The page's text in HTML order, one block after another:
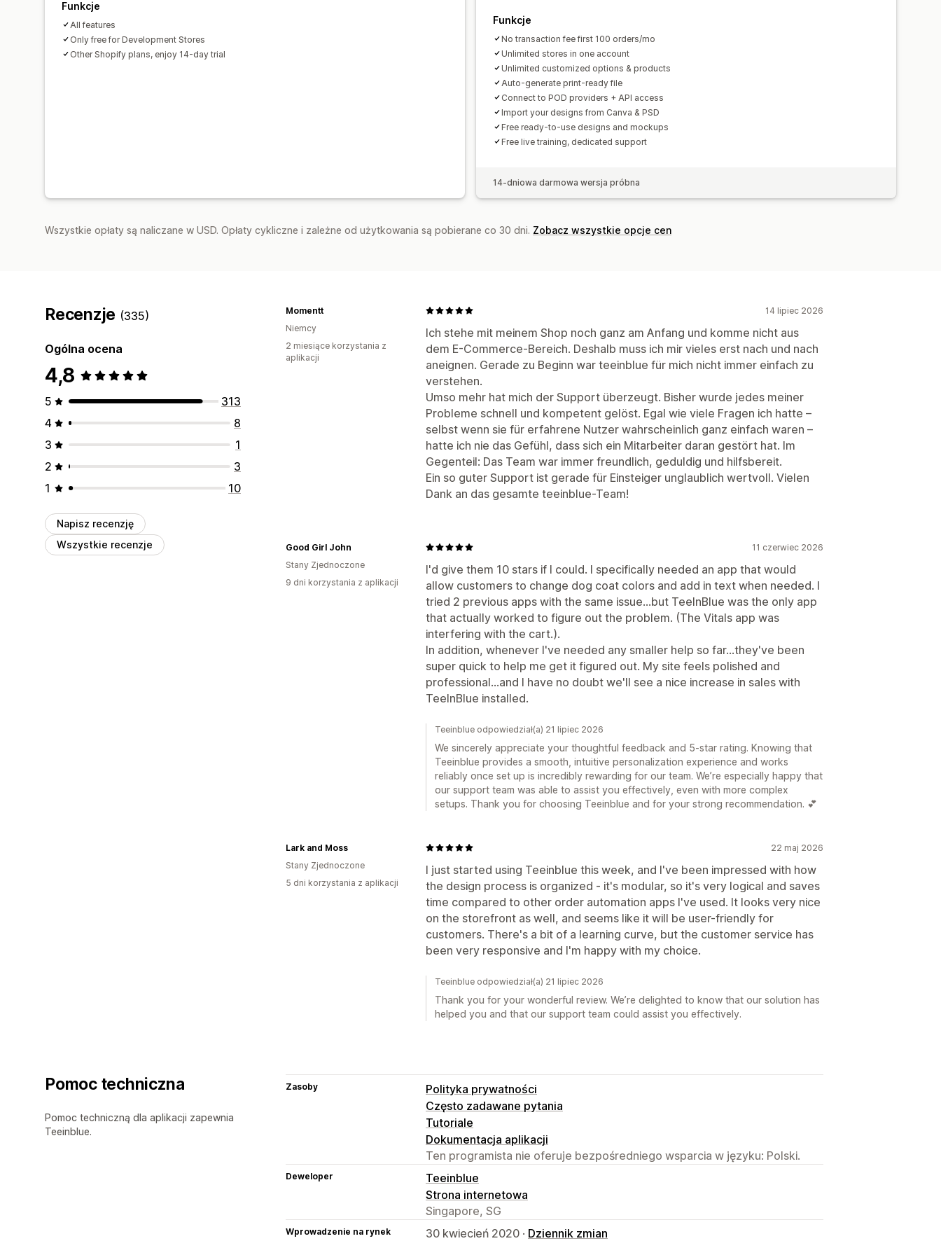
Funkcje
All features
Only free for Development Stores
Other Shopify plans, enjoy 14-day trial
Funkcje
No transaction fee first 100 orders/mo
Unlimited stores in one account
Unlimited customized options & products
Auto-generate print-ready file
Connect to POD providers + API access
Import your designs from Canva & PSD
Free ready-to-use designs and mockups
Free live training, dedicated support
14-dniowa darmowa wersja próbna
Wszystkie opłaty są naliczane w USD. Opłaty cykliczne i zależne od użytkowania są pobierane co 30 dni. Zobacz wszystkie opcje cen
Recenzje (335)
Ogólna ocena
4,8
5
313
4
8
3
1
2
3
1
10
Napisz recenzję
Wszystkie recenzje
14 lipiec 2026
Ich stehe mit meinem Shop noch ganz am Anfang und komme nicht aus
dem E-Commerce-Bereich. Deshalb muss ich mir vieles erst nach und nach
aneignen. Gerade zu Beginn war teeinblue für mich nicht immer einfach zu
verstehen.
Umso mehr hat mich der Support überzeugt. Bisher wurde jedes meiner
Probleme schnell und kompetent gelöst. Egal wie viele Fragen ich hatte –
selbst wenn sie für erfahrene Nutzer wahrscheinlich ganz einfach waren –
hatte ich nie das Gefühl, dass sich ein Mitarbeiter daran gestört hat. Im
Gegenteil: Das Team war immer freundlich, geduldig und hilfsbereit.
Ein so guter Support ist gerade für Einsteiger unglaublich wertvoll. Vielen
Dank an das gesamte teeinblue-Team!
Momentt
Niemcy
2 miesiące korzystania z
aplikacji
11 czerwiec 2026
I'd give them 10 stars if I could. I specifically needed an app that would
allow customers to change dog coat colors and add in text when needed. I
tried 2 previous apps with the same issue...but TeeInBlue was the only app
that actually worked to figure out the problem. (The Vitals app was
interfering with the cart.).
In addition, whenever I've needed any smaller help so far...they've been
super quick to help me get it figured out. My site feels polished and
professional...and I have no doubt we'll see a nice increase in sales with
TeeInBlue installed.
Good Girl John
Stany Zjednoczone
9 dni korzystania z aplikacji
Teeinblue odpowiedział(a) 21 lipiec 2026
We sincerely appreciate your thoughtful feedback and 5-star rating. Knowing that
Teeinblue provides a smooth, intuitive personalization experience and works
reliably once set up is incredibly rewarding for our team. We’re especially happy that
our support team was able to assist you effectively, even with more complex
setups. Thank you for choosing Teeinblue and for your strong recommendation. 💕
22 maj 2026
I just started using Teeinblue this week, and I've been impressed with how
the design process is organized - it's modular, so it's very logical and saves
time compared to other order automation apps I've used. It looks very nice
on the storefront as well, and seems like it will be user-friendly for
customers. There's a bit of a learning curve, but the customer service has
been very responsive and I'm happy with my choice.
Lark and Moss
Stany Zjednoczone
5 dni korzystania z aplikacji
Teeinblue odpowiedział(a) 21 lipiec 2026
Thank you for your wonderful review. We’re delighted to know that our solution has
helped you and that our support team could assist you effectively.
Pomoc techniczna
Pomoc techniczną dla aplikacji zapewnia
Teeinblue.
Zasoby
Polityka prywatności
Często zadawane pytania
Tutoriale
Dokumentacja aplikacji
Ten programista nie oferuje bezpośredniego wsparcia w języku: Polski.
Deweloper
Teeinblue
Strona internetowa
Singapore, SG
Wprowadzenie na rynek 30 kwiecień 2020 · Dziennik zmian